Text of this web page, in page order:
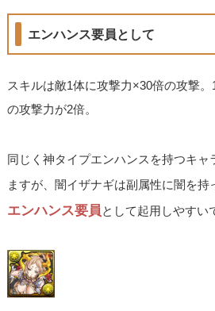
エンハンス要員として
スキルは敵1体に攻撃力×30倍の攻撃
の攻撃力が2倍。
同じく神タイプエンハンスを持つキャ
ますが、闇イザナギは副属性に闇を持
エンハンス要員として起用しやすい